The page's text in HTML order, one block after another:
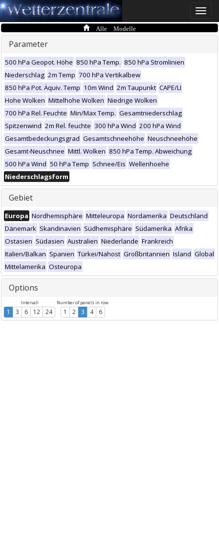
Toggle
Alle Modelle
Parameter
500 hPa Geopot. Höhe 850 hPa Temp. 850 hPa Stromlinien
Niederschlag 2m Temp 700 hPa Vertikalbew
850 hPa Pot. Äquiv. Temp 10m Wind 2m Taupunkt CAPE/LI
Hohe Wolken Mittelhohe Wolken Niedrige Wolken
700 hPa Rel. Feuchte Min/Max Temp. Gesamtniederschlag
Spitzenwind 2m Rel. feuchte 300 hPa Wind 200 hPa Wind
Gesamtbedeckungsgrad Gesamtschneehöhe Neuschneehöhe
Gesamt-Neuschnee Mittl. Wolken 850 hPa Temp. Abweichung
500 hPa Wind 50 hPa Temp Schnee/Eis Wellenhoehe
Niederschlagsform
Gebiet
Europa Nordhemisphäre Mitteleuropa Nordamerika Deutschland
Dänemark Skandinavien Südhemisphäre Südamerika Afrika
Ostasien Südasien Australien Niederlande Frankreich
Italien/Balkan Spanien Türkei/Nahost Großbritannien Island Global
Mittelamerika Osteuropa
Options
Intervall
1 3 6 12 24
Number of panels in row
1 2 3 4 6